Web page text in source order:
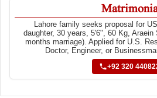
Lahore family seeks proposal for
daughter, 30 years, 5'6", 60 Kg,
months marriage). Applied for U.S.
Doctor, Engineer, or
+92 320